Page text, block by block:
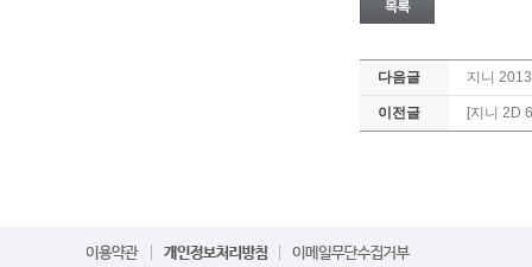
다음글 지니
이전글 [지니 2D